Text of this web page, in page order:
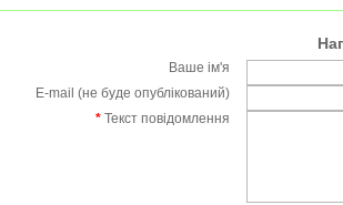
Ваше ім'я
E-mail (не буде опублікований)
* Текст повідомлення